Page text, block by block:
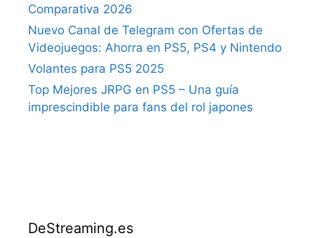
Comparativa 2026
Nuevo Canal de Telegram con Ofertas de
Videojuegos: Ahorra en PS5, PS4 y Nintendo
Volantes para PS5 2025
Top Mejores JRPG en PS5 – Una guía
imprescindible para fans del rol japones
DeStreaming.es